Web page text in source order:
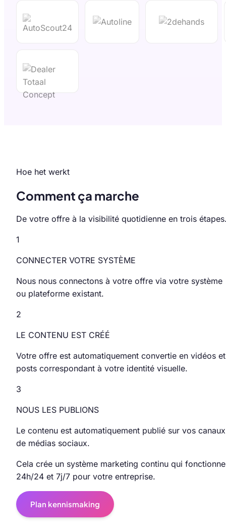
Hoe het werkt
Comment ça marche
De votre offre à la visibilité quotidienne en trois
1
CONNECTER VOTRE SYSTÈME
Nous nous connectons à votre offre via votre système
ou plateforme existant.
2
LE CONTENU EST CRÉÉ
Votre offre est automatiquement convertie en vidéos et
posts correspondant à votre identité visuelle.
3
NOUS LES PUBLIONS
Le contenu est automatiquement publié sur vos canaux
de médias sociaux.
Cela crée un système marketing continu qui fonctionne
24h/24 et 7j/7 pour votre entreprise.
Plan kennismaking